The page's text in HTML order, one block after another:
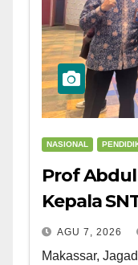
NASIONAL
Prof
Kepala
AGU 7, 2026
Makassar,